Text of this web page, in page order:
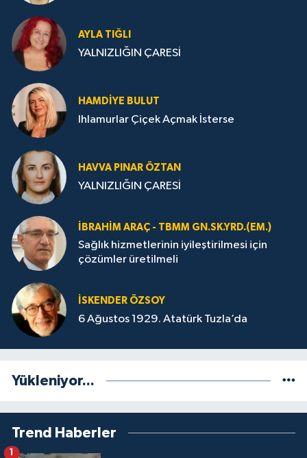
AYLA TIĞLI
YALNIZLIĞIN ÇARESİ
HAMDIYE BULUT
Ihlamurlar Çiçek Açmak İsterse
HAVVA PINAR ÖZTAN
YALNIZLIĞIN ÇARESİ
İBRAHIM ARAÇ - TBMM GN.SK.YRD.(EM.)
Sağlık hizmetlerinin iyileştirilmesi için
çözümler üretilmeli
İSKENDER ÖZSOY
6 Ağustos 1929. Atatürk Tuzla’da
Yükleniyor...
Trend Haberler
1